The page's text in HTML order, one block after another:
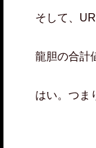
そして、UR
龍胆の合計
はい。つま